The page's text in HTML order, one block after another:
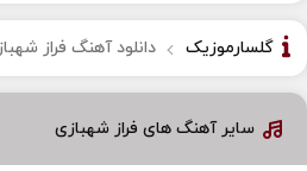
گلسارموزیک دانلود آهنگ فراز
سایر آهنگ های فراز شهبازی